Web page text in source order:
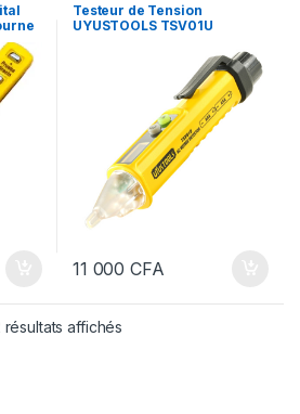
de
Testeur de Tension
UYUSTOOLS TSV01U
11 000CFA
résultats affichés